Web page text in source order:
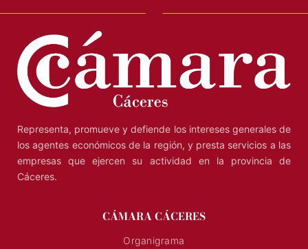
Representa, promueve y defiende los intereses generales de
los agentes económicos de la región, y presta servicios a las
empresas que ejercen su actividad en la provincia de
Cáceres.
CÁMARA CÁCERES
Organigrama